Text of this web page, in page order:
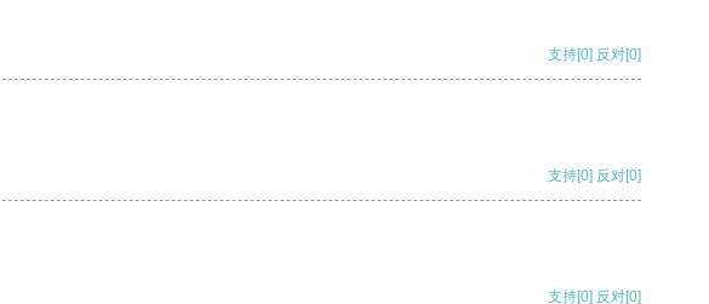
支持[0] 反对[0]
支持[0] 反对[0]
支持[0] 反对[0]